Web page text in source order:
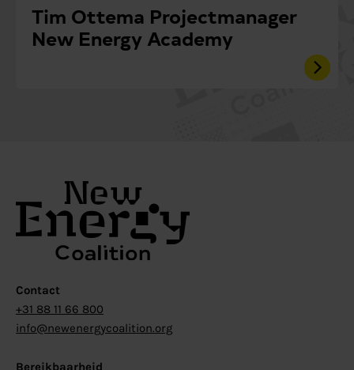
Tim Ottema Projectmanager
New Energy Academy
Contact
+31 88 11 66 800
info@newenergycoalition.org
Bereikbaarheid